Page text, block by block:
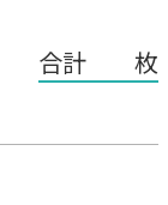
合計 枚